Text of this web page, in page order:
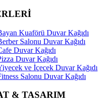
Kuaförü Duvar Kağıdı
Salonu Duvar Kağıdı
Duvar Kağıdı
Duvar Kağıdı
ve İçecek Duvar Kağıdı
Salonu Duvar Kağıdı
& TASARIM